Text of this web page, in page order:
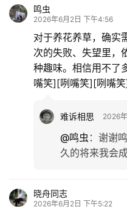
鸣虫
2026年6月2日 下午4:56
对于养花养草，确实
次的失败、失望里，
种趣味。相信用不了
嘴笑][咧嘴笑][咧嘴
难诉相思 2026
@鸣虫 ： 谢谢
久的将来我会
晓舟同志
2026年6月2日 下午5:22